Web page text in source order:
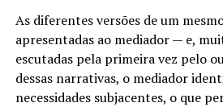
As diferentes versões de um
apresentadas ao mediador — e,
escutadas pela primeira vez pelo
dessas narrativas, o mediador
necessidades subjacentes, o que